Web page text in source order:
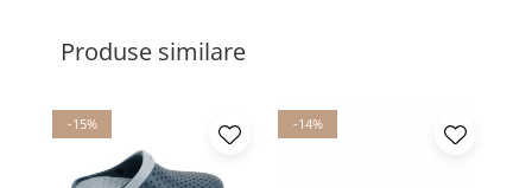
Produse similare
-15% -14%